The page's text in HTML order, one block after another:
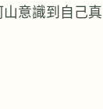
意識到自己真